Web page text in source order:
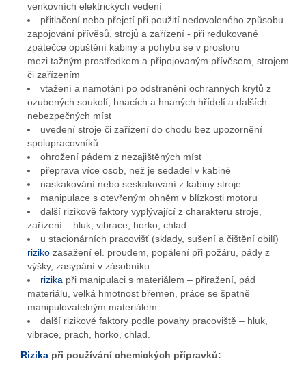
venkovních elektrických vedení
přitlačení nebo přejetí při použití nedovoleného způsobu
zapojování přívěsů, strojů a zařízení - při redukované
zpátečce opuštění kabiny a pohybu se v prostoru
mezi tažným prostředkem a připojovaným přívěsem, strojem
či zařízením
vtažení a namotání po odstranění ochranných krytů z
ozubených soukolí, hnacích a hnaných hřídelí a dalších
nebezpečných míst
uvedení stroje či zařízení do chodu bez upozornění
spolupracovníků
ohrožení pádem z nezajištěných míst
přeprava více osob, než je sedadel v kabině
naskakování nebo seskakování z kabiny stroje
manipulace s otevřeným ohněm v blízkosti motoru
další rizikově faktory vyplývající z charakteru stroje,
zařízení – hluk, vibrace, horko, chlad
u stacionárních pracovišť (sklady, sušení a čištění obilí)
riziko zasažení el. proudem, popálení při požáru, pády z
výšky, zasypání v zásobníku
rizika při manipulaci s materiálem – přiražení, pád
materiálu, velká hmotnost břemen, práce se špatně
manipulovatelným materiálem
další rizikové faktory podle povahy pracoviště – hluk,
vibrace, prach, horko, chlad.
Rizika při používání chemických přípravků: